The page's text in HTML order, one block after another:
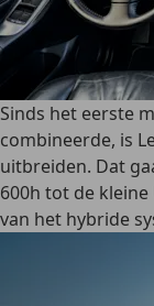
Sinds het eerste
combineerde, is
uitbreiden. Dat
600h tot de
van het hybride